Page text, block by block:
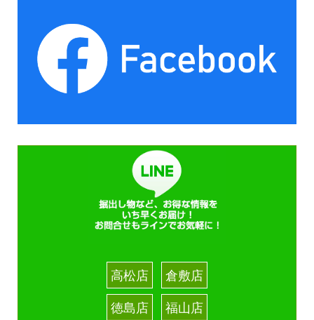
高松店
倉敷店
徳島店
福山店